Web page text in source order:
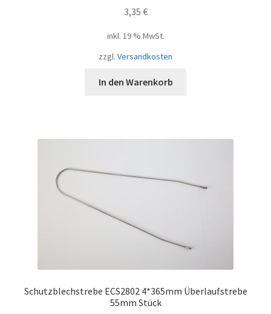
3,35 €
inkl. 19 % MwSt.
zzgl. Versandkosten
In den Warenkorb
Schutzblechstrebe ECS2802 4*365mm Überlaufstrebe
55mm Stück